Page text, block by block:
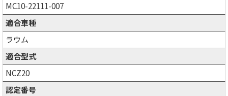
MC10-22111-007
適合車種
ラウム
適合型式
NCZ20
認定番号